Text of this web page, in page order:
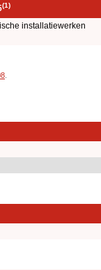
(1)
installatiewerken